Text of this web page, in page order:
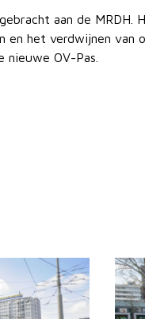
aan de MRDH.
het verdwijnen van
OV-Pas.